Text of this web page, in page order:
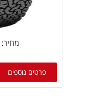
מחיר:
פרטים נוספים